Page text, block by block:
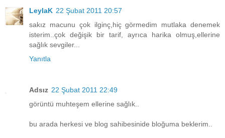
LeylaK 22 Şubat 2011 20:57
sakız macunu çok ilginç,hiç görmedim mutlaka denemek
isterim..çok değişik bir tarif, ayrıca harika olmuş,ellerine
sağlık sevgiler...
Yanıtla
Adsız 22 Şubat 2011 22:49
görüntü muhteşem ellerine sağlık..
bu arada herkesi ve blog sahibesinide bloğuma beklerim..